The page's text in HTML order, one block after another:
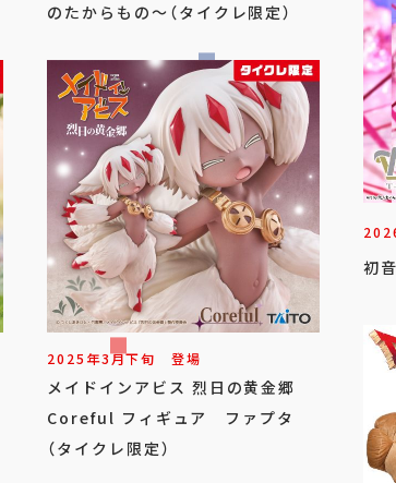
のたからもの～（タイクレ限定）
2025年3月下旬 登場
メイドインアビス 烈日の黄金郷
Coreful フィギュア ファプタ
（タイクレ限定）
初